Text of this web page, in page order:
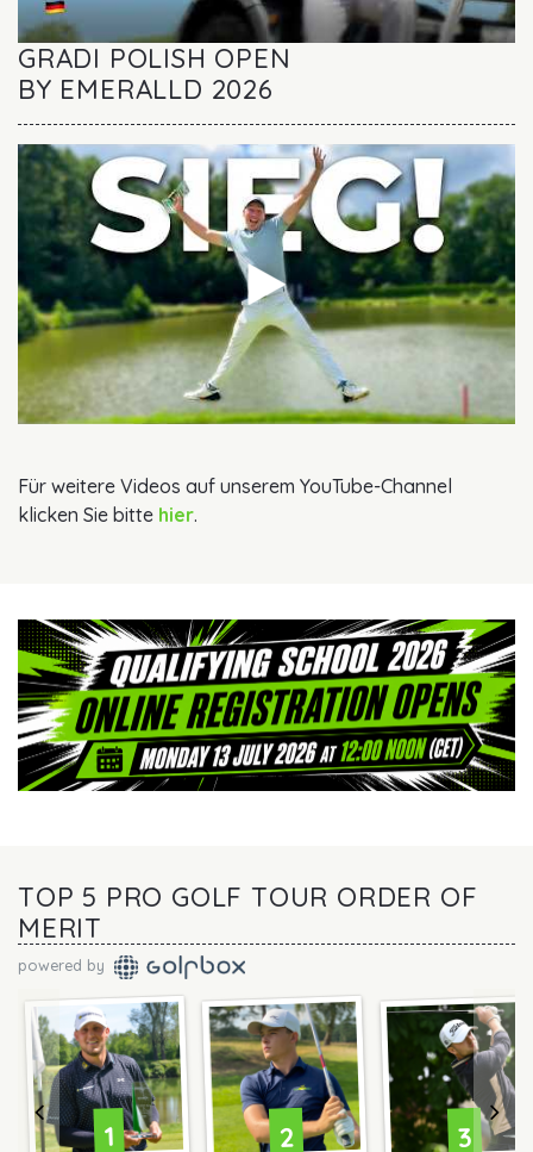
GRADI POLISH OPEN
BY EMERALLD 2026
Für weitere Videos auf unserem YouTube-Channel
klicken Sie bitte hier.
TOP 5 PRO GOLF TOUR ORDER OF
MERIT
powered by
1 2 3
Previous